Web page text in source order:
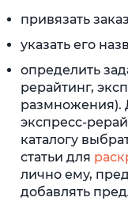
привязать
указать его
определить
рерайтинг,
размножения).
экспресс-
каталогу
статьи для
лично ему,
добавлять